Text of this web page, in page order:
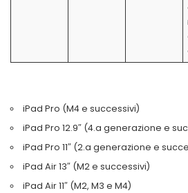
iPad Pro (M4 e successivi)
iPad Pro 12.9″ (4.a generazione e
iPad Pro 11″ (2.a generazione e
iPad Air 13″ (M2 e successivi)
iPad Air 11″ (M2, M3 e M4)